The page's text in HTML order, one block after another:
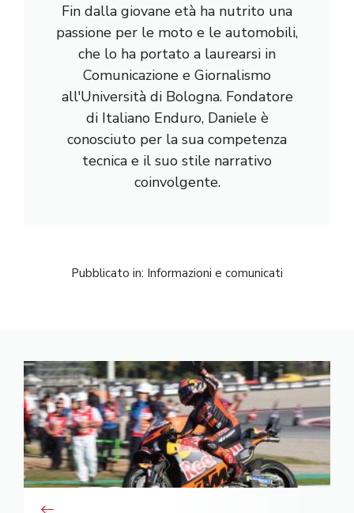
Fin dalla giovane età ha nutrito una
passione per le moto e le automobili,
che lo ha portato a laurearsi in
Comunicazione e Giornalismo
all'Università di Bologna. Fondatore
di Italiano Enduro, Daniele è
conosciuto per la sua competenza
tecnica e il suo stile narrativo
coinvolgente.
Pubblicato in: Informazioni e comunicati